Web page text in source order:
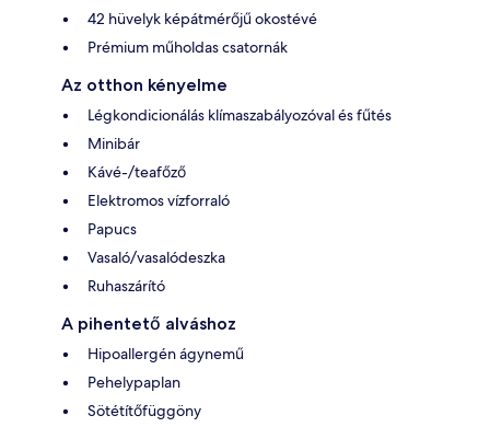
42 hüvelyk képátmérőjű okostévé
Prémium műholdas csatornák
Az otthon kényelme
Légkondicionálás klímaszabályozóval és fűtés
Minibár
Kávé-/teafőző
Elektromos vízforraló
Papucs
Vasaló/vasalódeszka
Ruhaszárító
A pihentető alváshoz
Hipoallergén ágynemű
Pehelypaplan
Sötétítőfüggöny